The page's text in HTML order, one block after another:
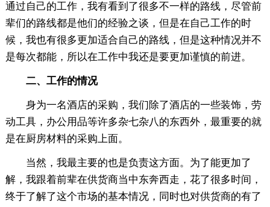
通过自己的工作，我有看到了很多不一样的路线，尽管前
辈们的路线都是他们的经验之谈，但是在自己工作的时
候，我也有很多更加适合自己的路线，但是这种情况并不
是每次都能，所以在工作中我还是要更加谨慎的前进。
二、工作的情况
身为一名酒店的采购，我们除了酒店的一些装饰，劳
动工具，办公用品等许多杂七杂八的东西外，最重要的就
是在厨房材料的采购上面。
当然，我最主要的也是负责这方面。为了能更加了
解，我跟着前辈在供货商当中东奔西走，花了很多时间，
终于了解了这个市场的基本情况，同时也对供货商的有了